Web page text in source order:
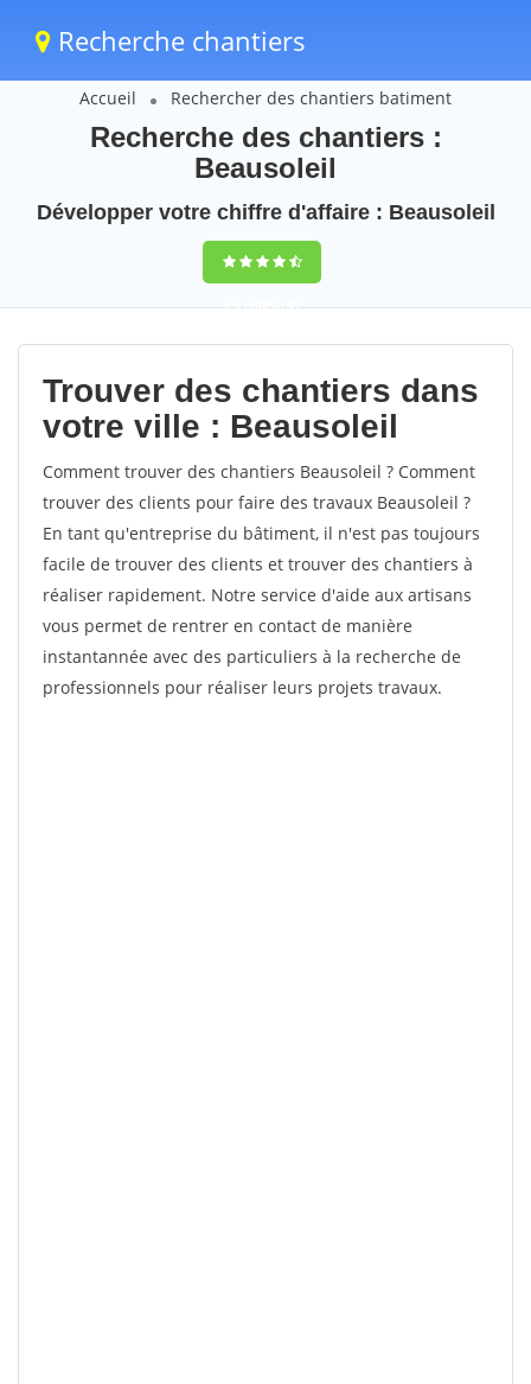
Recherche chantiers
Accueil Rechercher des chantiers batiment
Recherche des chantiers :
Beausoleil
Développer votre chiffre d'affaire : Beausoleil
9,5(100%)41
votes
Trouver des chantiers dans
votre ville : Beausoleil
Comment trouver des chantiers Beausoleil ? Comment
trouver des clients pour faire des travaux Beausoleil ?
En tant qu'entreprise du bâtiment, il n'est pas toujours
facile de trouver des clients et trouver des chantiers à
réaliser rapidement. Notre service d'aide aux artisans
vous permet de rentrer en contact de manière
instantannée avec des particuliers à la recherche de
professionnels pour réaliser leurs projets travaux.